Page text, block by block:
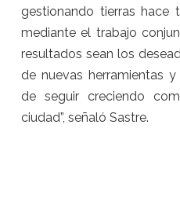
gestionando tierras hace
mediante el trabajo
resultados sean los
de nuevas herramientas
de seguir creciendo
ciudad”, señaló Sastre.